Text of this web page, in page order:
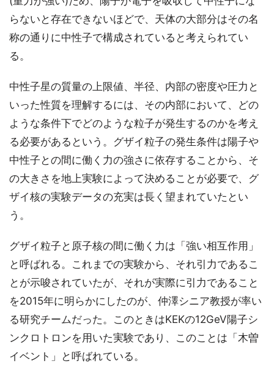
らないと存在できないほどで、天体の大部分はその名
称の通りに中性子で構成されていると考えられてい
る。
中性子星の質量の上限値、半径、内部の密度や圧力と
いった性質を理解するには、その内部において、どの
ような条件下でどのような粒子が発生するのかを考え
る必要があるという。グザイ粒子の発生条件は陽子や
中性子との間に働く力の強さに依存することから、そ
の大きさを地上実験によって決めることが必要で、グ
ザイ核の実験データの充実は長く望まれていたとい
う。
グザイ粒子と原子核の間に働く力は「強い相互作用」
と呼ばれる。これまでの実験から、それ引力であるこ
とが示唆されていたが、それが実際に引力であること
を2015年に明らかにしたのが、仲澤シニア教授が率い
る研究チームだった。このときはKEKの12GeV陽子シ
ンクロトロンを用いた実験であり、このことは「木曽
イベント」と呼ばれている。